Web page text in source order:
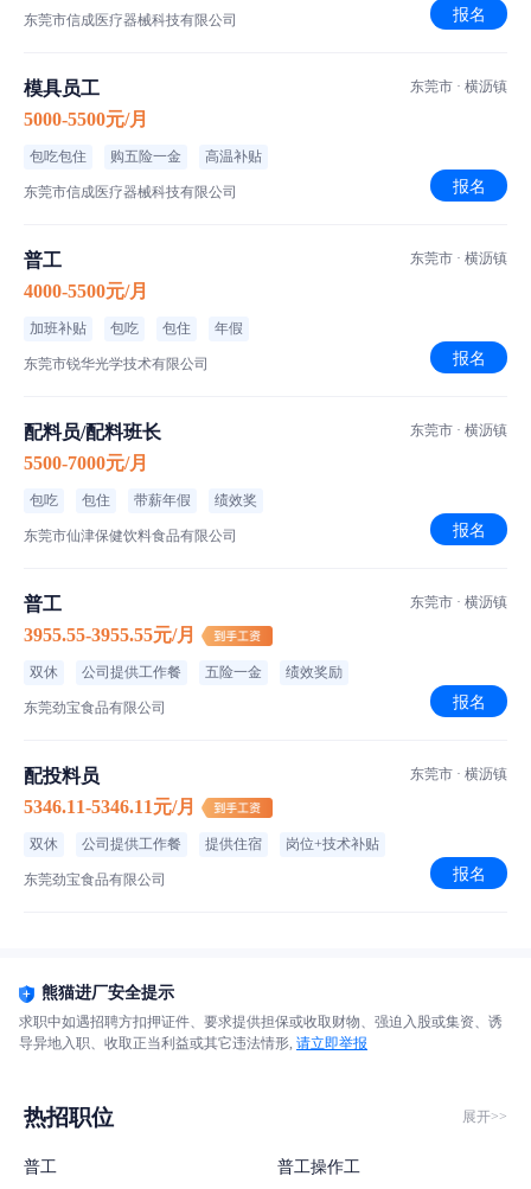
东莞市信成医疗器械科技有限公司 报名
模具员工
5000-5500元/月
包吃包住 购五险一金 高温补贴
东莞市信成医疗器械科技有限公司
东莞市 · 横沥镇
报名
普工
4000-5500元/月
加班补贴 包吃 包住 年假
东莞市锐华光学技术有限公司
东莞市 · 横沥镇
报名
配料员/配料班长
5500-7000元/月
包吃 包住 带薪年假 绩效奖
东莞市仙津保健饮料食品有限公司
东莞市 · 横沥镇
报名
普工
3955.55-3955.55元/月
双休 公司提供工作餐 五险一金 绩效奖励
东莞劲宝食品有限公司
东莞市 · 横沥镇
报名
配投料员
5346.11-5346.11元/月
双休 公司提供工作餐 提供住宿 岗位+技术补贴
东莞劲宝食品有限公司
东莞市 · 横沥镇
报名
熊猫进厂安全提示
求职中如遇招聘方扣押证件、要求提供担保或收取财物、强迫入股或集资、诱
导异地入职、收取正当利益或其它违法情形, 请立即举报
热招职位 展开>>
普工 普工操作工